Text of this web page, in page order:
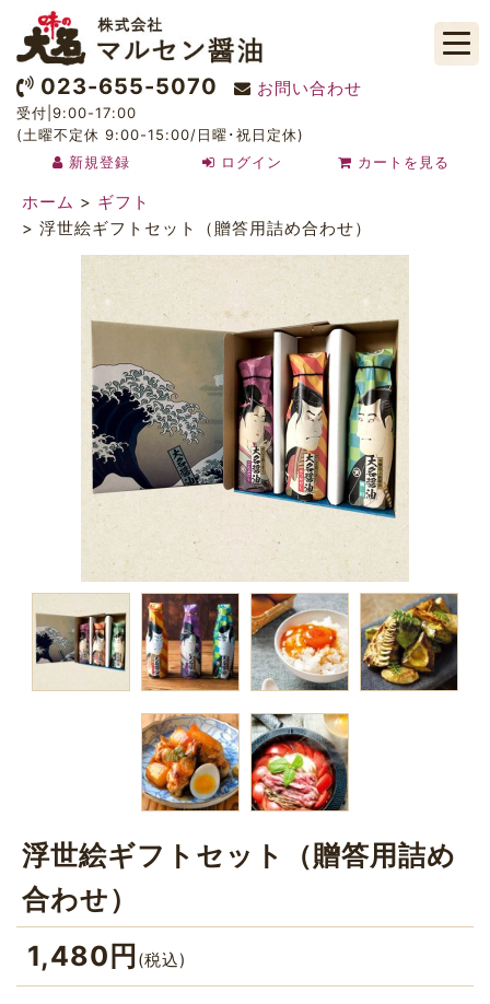
023-655-5070 お問い合わせ
受付|9:00-17:00
(土曜不定休 9:00-15:00/日曜･祝日定休)
新規登録
ログイン カートを見る
ホーム > ギフト
> 浮世絵ギフトセット（贈答用詰め合わせ）
浮世絵ギフトセット（贈答用詰め
合わせ）
1,480 円 (税込)